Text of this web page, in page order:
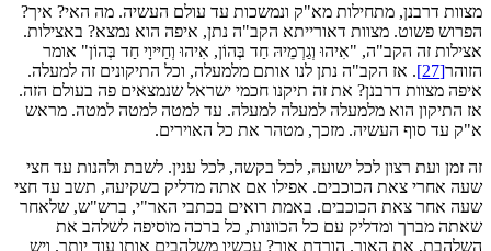
מצוות דרבנן, מתחילות מא"ק ונמשכות עד עולם העשיה. מה האי? איך?
הפרוש פשוט. מצוות דאורייתא הקב"ה נתן, איפה הוא נמצא? באצילות.
אצילות זה הקב"ה, "אִיהוּ וְגַרְמֵיהּ חַד בְּהוֹן, אִיהוּ וְחַיּיוָי חַד בְּהוֹן" אומר
הזוהר[27]
. אז הקב"ה נתן לנו אותם מלמעלה, וכל התיקונים זה למעלה.
איפה מצוות דרבנן? את זה תיקנו חכמי ישראל שנמצאים פה בעולם הזה.
אז התיקון הוא מלמעלה למעלה למעלה. עד למטה למטה למטה. מראש
א"ק עד סוף העשיה. מזכך, מטהר את כל האוירים.
זה זמן ועת רצון לכל ישועה, לכל בקשה, לכל ענין. לשבת ולהנות עד חצי
שעה אחרי צאת הכוכבים. אפילו אם אתה מדליק בשקיעה, תשב עד חצי
שעה אחר צאת הכוכבים. באמת רואים בכתבי האר"י, ברש"ש, שלאחר
שאתה מברך ומדליק עם כל הכוונות, כל ברכה מוסיפה לשלהב את
השלהבת, את האור. הורדת אור? עכשיו משלהבים אותו עוד יותר. ויש